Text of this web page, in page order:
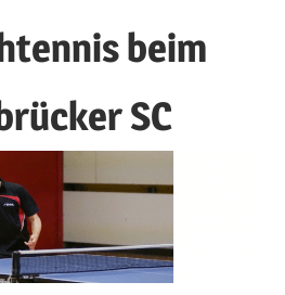
beim
SC